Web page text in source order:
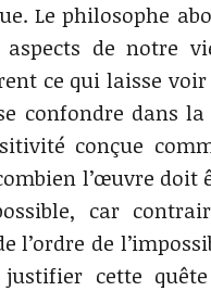
Le philosophe
de notre
ce qui laisse
confondre dans
conçue
l’œuvre
car
l’ordre de
cette